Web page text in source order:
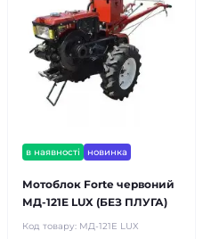
в наявності новинка
Мотоблок Forte червоний
МД-121E LUX (БЕЗ ПЛУГА)
Код товару: МД-121E LUX